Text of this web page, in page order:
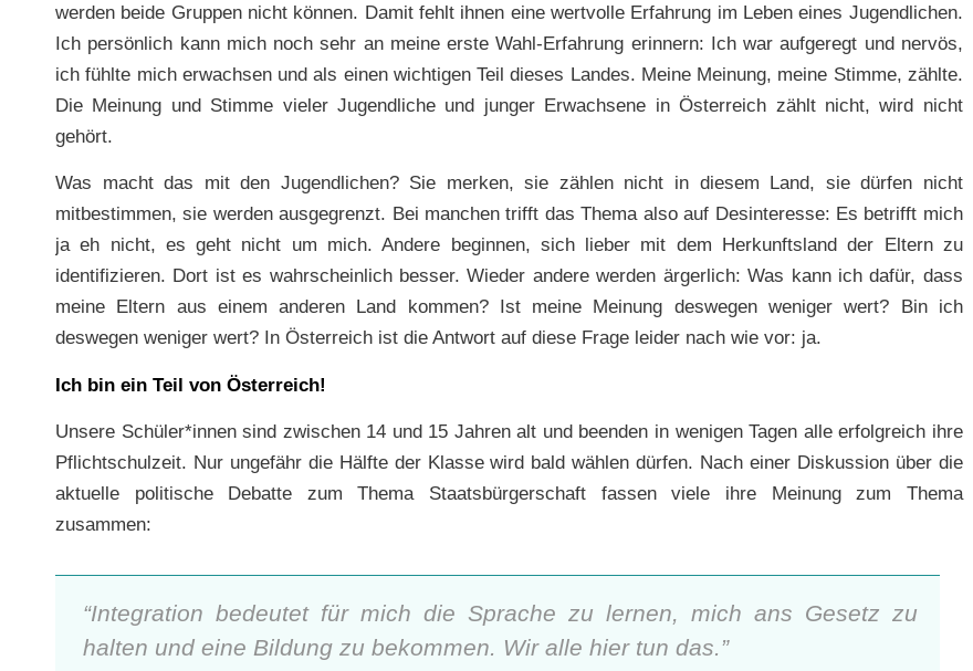
werden beide Gruppen nicht können. Damit fehlt ihnen eine wertvolle Erfahrung im Leben eines Jugendlichen.
Ich persönlich kann mich noch sehr an meine erste Wahl-Erfahrung erinnern: Ich war aufgeregt und nervös,
ich fühlte mich erwachsen und als einen wichtigen Teil dieses Landes. Meine Meinung, meine Stimme, zählte.
Die Meinung und Stimme vieler Jugendliche und junger Erwachsene in Österreich zählt nicht, wird nicht
gehört.
Was macht das mit den Jugendlichen? Sie merken, sie zählen nicht in diesem Land, sie dürfen nicht
mitbestimmen, sie werden ausgegrenzt. Bei manchen trifft das Thema also auf Desinteresse: Es betrifft mich
ja eh nicht, es geht nicht um mich. Andere beginnen, sich lieber mit dem Herkunftsland der Eltern zu
identifizieren. Dort ist es wahrscheinlich besser. Wieder andere werden ärgerlich: Was kann ich dafür, dass
meine Eltern aus einem anderen Land kommen? Ist meine Meinung deswegen weniger wert? Bin ich
deswegen weniger wert? In Österreich ist die Antwort auf diese Frage leider nach wie vor: ja.
Ich bin ein Teil von Österreich!
Unsere Schüler*innen sind zwischen 14 und 15 Jahren alt und beenden in wenigen Tagen alle erfolgreich ihre
Pflichtschulzeit. Nur ungefähr die Hälfte der Klasse wird bald wählen dürfen. Nach einer Diskussion über die
aktuelle politische Debatte zum Thema Staatsbürgerschaft fassen viele ihre Meinung zum Thema
zusammen:
“Integration bedeutet für mich die Sprache zu lernen, mich ans Gesetz zu
halten und eine Bildung zu bekommen. Wir alle hier tun das.”